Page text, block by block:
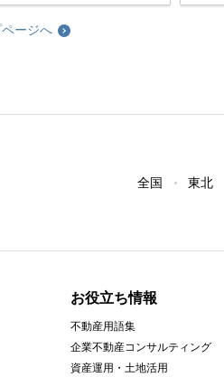
ージへ
全国 東北
お役立ち情報
不動産用語集
企業不動産コンサルティング
資産運用・土地活用